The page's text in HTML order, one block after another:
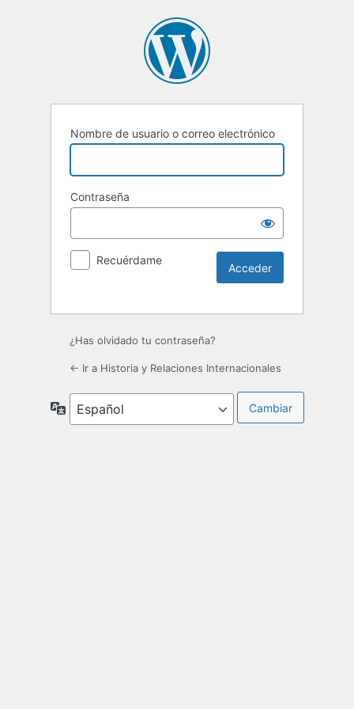
Nombre de usuario o correo electrónico
Contraseña
Recuérdame
¿Has olvidado tu contraseña?
← Ir a Historia y Relaciones Internacionales
Idioma